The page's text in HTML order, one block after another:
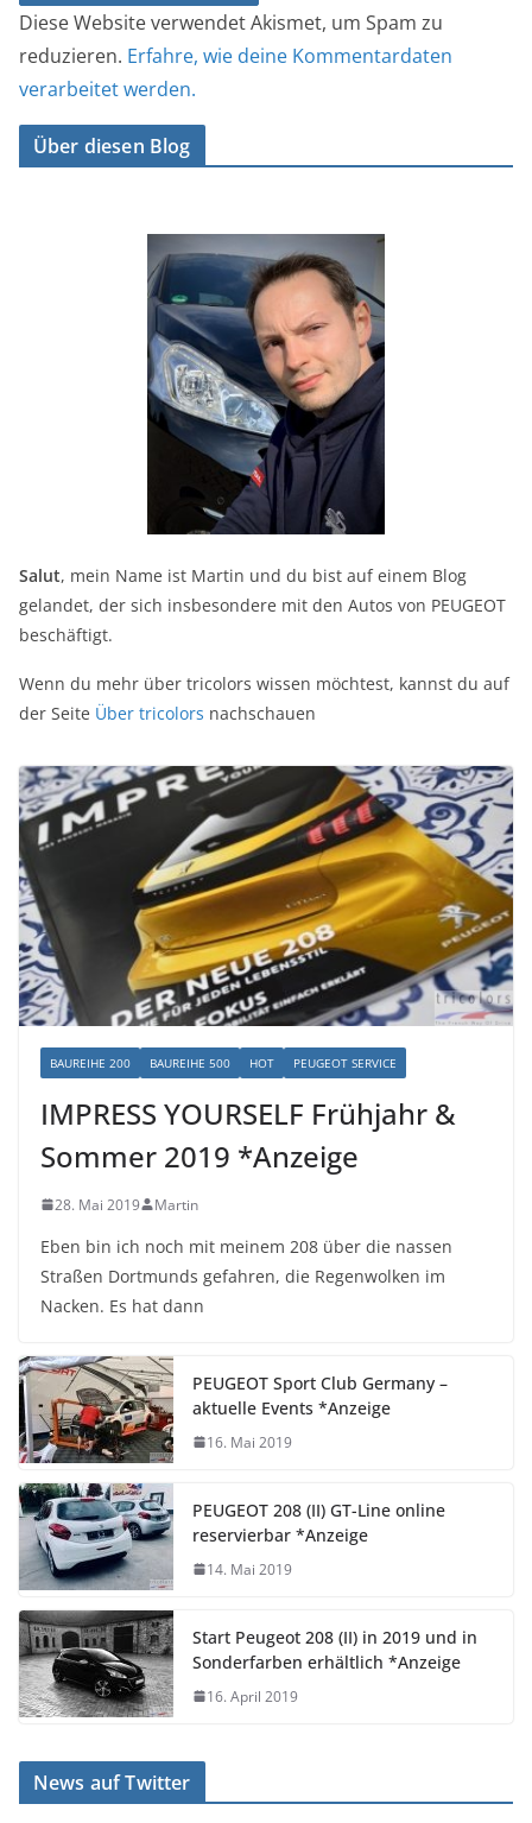
Diese Website verwendet Akismet, um Spam zu
reduzieren. Erfahre, wie deine Kommentardaten
verarbeitet werden.
Über diesen Blog
Salut, mein Name ist Martin und du bist auf einem Blog
gelandet, der sich insbesondere mit den Autos von PEUGEOT
beschäftigt.
Wenn du mehr über tricolors wissen möchtest, kannst du auf
der Seite Über tricolors nachschauen
BAUREIHE 200 BAUREIHE 500 HOT PEUGEOT SERVICE
IMPRESS YOURSELF Frühjahr &
Sommer 2019 *Anzeige
28. Mai 2019 Martin
Eben bin ich noch mit meinem 208 über die nassen
Straßen Dortmunds gefahren, die Regenwolken im
Nacken. Es hat dann
PEUGEOT Sport Club Germany –
aktuelle Events *Anzeige
16. Mai 2019
PEUGEOT 208 (II) GT-Line online
reservierbar *Anzeige
14. Mai 2019
Start Peugeot 208 (II) in 2019 und in
Sonderfarben erhältlich *Anzeige
16. April 2019
News auf Twitter